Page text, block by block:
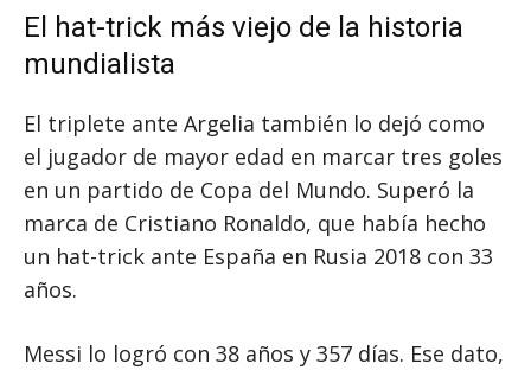
El hat-trick más viejo de la historia
mundialista
El triplete ante Argelia también lo dejó como
el jugador de mayor edad en marcar tres goles
en un partido de Copa del Mundo. Superó la
marca de Cristiano Ronaldo, que había hecho
un hat-trick ante España en Rusia 2018 con 33
años.
Messi lo logró con 38 años y 357 días. Ese dato,